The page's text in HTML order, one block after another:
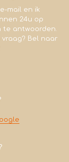
mail en ik
24u op
te antwoorden.
vraag? Bel naar